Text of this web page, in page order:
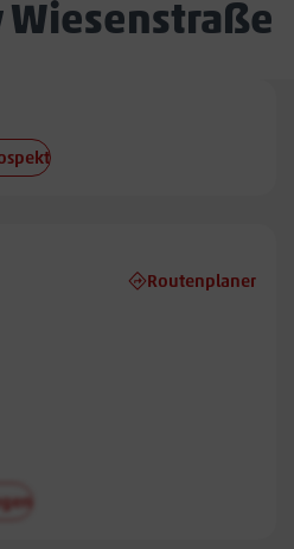
Wiesenstraße
Routenplaner